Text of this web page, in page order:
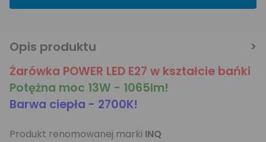
Opis produktu
Żarówka POWER LED E27 w kształcie bańki
Potężna moc 13W - 1065lm!
Barwa ciepła - 2700K!
Produkt renomowanej marki INQ